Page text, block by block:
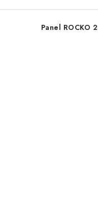
Panel ROCKO